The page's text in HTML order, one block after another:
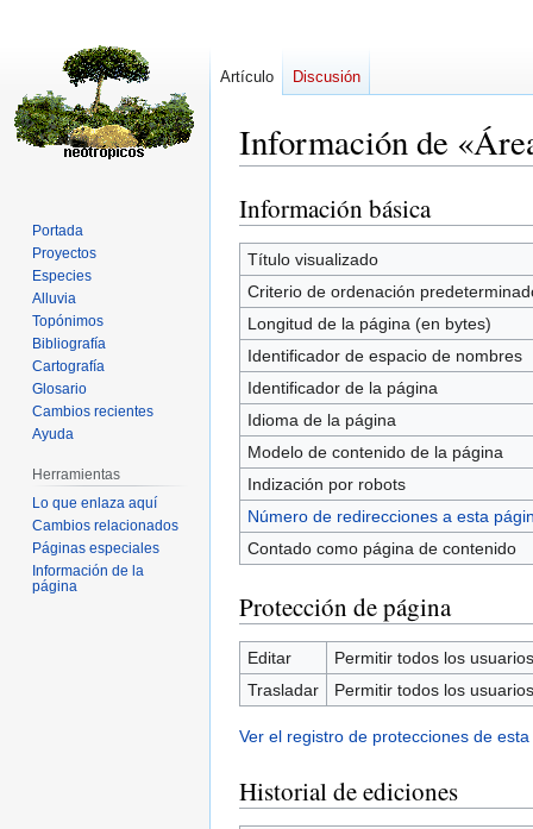
Información de
Ir
a
la
navegación
Ir
a
la
búsqueda
Información básica
Título visualizado
Criterio de ordenación
Longitud de la página (en bytes)
Identificador de espacio de nombres
Identificador de la página
Idioma de la página
Modelo de contenido de la página
Indización por robots
Número de redirecciones a esta
Contado como página de contenido
Protección de página
Editar
Permitir todos los
Trasladar
Permitir todos los
Ver el registro de protecciones de
Historial de ediciones
Artículo Discusión
Portada
Proyectos
Especies
Alluvia
Topónimos
Bibliografía
Cartografía
Glosario
Cambios recientes
Ayuda
Herramientas
Lo que enlaza aquí
Cambios relacionados
Páginas especiales
Información de la
página